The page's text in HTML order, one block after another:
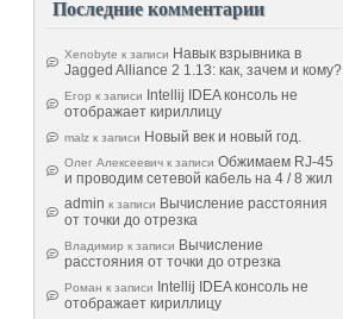
Последние комментарии
Xenobyte к записи Навык взрывника в
Jagged Alliance 2 1.13: как, зачем и кому?
Егор к записи
Intellij IDEA консоль не
отображает кириллицу
malz к записи Новый век и новый год.
Олег Алексеевич к записи Обжимаем RJ-45
и проводим сетевой кабель на 4 / 8 жил
admin к записи Вычисление расстояния
от точки до отрезка
Владимир к записи Вычисление
расстояния от точки до отрезка
Роман к записи
Intellij IDEA консоль не
отображает кириллицу